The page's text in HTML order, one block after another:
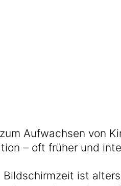
Aufwachsen von
– oft früher und
ist